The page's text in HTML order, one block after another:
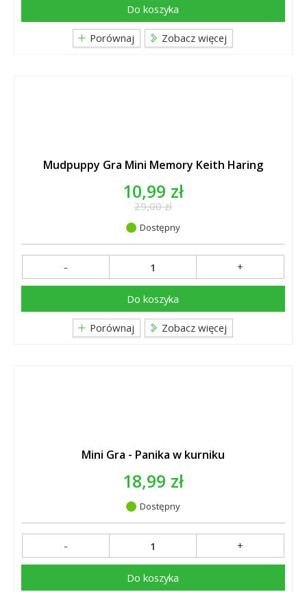
Do koszyka
Porównaj Zobacz więcej
Mudpuppy Gra Mini Memory Keith Haring
10,99 zł
29,00 zł
Dostępny
- +
Do koszyka
Porównaj Zobacz więcej
Mini Gra - Panika w kurniku
18,99 zł
Dostępny
- +
Do koszyka